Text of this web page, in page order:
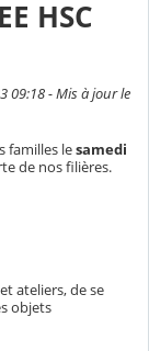
HSC
09:18 - Mis à jour le
familles lesamedi
de nos filières.
ateliers, de se
objets